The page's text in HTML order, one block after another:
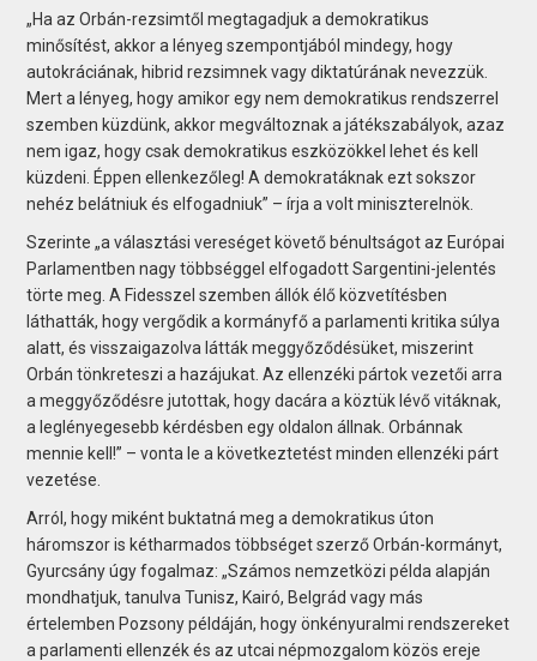
„Ha az Orbán-rezsimtől megtagadjuk a demokratikus
minősítést, akkor a lényeg szempontjából mindegy, hogy
autokráciának, hibrid rezsimnek vagy diktatúrának nevezzük.
Mert a lényeg, hogy amikor egy nem demokratikus rendszerrel
szemben küzdünk, akkor megváltoznak a játékszabályok, azaz
nem igaz, hogy csak demokratikus eszközökkel lehet és kell
küzdeni. Éppen ellenkezőleg! A demokratáknak ezt sokszor
nehéz belátniuk és elfogadniuk” – írja a volt miniszterelnök.
Szerinte „a választási vereséget követő bénultságot az Európai
Parlamentben nagy többséggel elfogadott Sargentini-jelentés
törte meg. A Fidesszel szemben állók élő közvetítésben
láthatták, hogy vergődik a kormányfő a parlamenti kritika súlya
alatt, és visszaigazolva látták meggyőződésüket, miszerint
Orbán tönkreteszi a hazájukat. Az ellenzéki pártok vezetői arra
a meggyőződésre jutottak, hogy dacára a köztük lévő vitáknak,
a leglényegesebb kérdésben egy oldalon állnak. Orbánnak
mennie kell!” – vonta le a következtetést minden ellenzéki párt
vezetése.
Arról, hogy miként buktatná meg a demokratikus úton
háromszor is kétharmados többséget szerző Orbán-kormányt,
Gyurcsány úgy fogalmaz: „Számos nemzetközi példa alapján
mondhatjuk, tanulva Tunisz, Kairó, Belgrád vagy más
értelemben Pozsony példáján, hogy önkényuralmi rendszereket
a parlamenti ellenzék és az utcai népmozgalom közös ereje